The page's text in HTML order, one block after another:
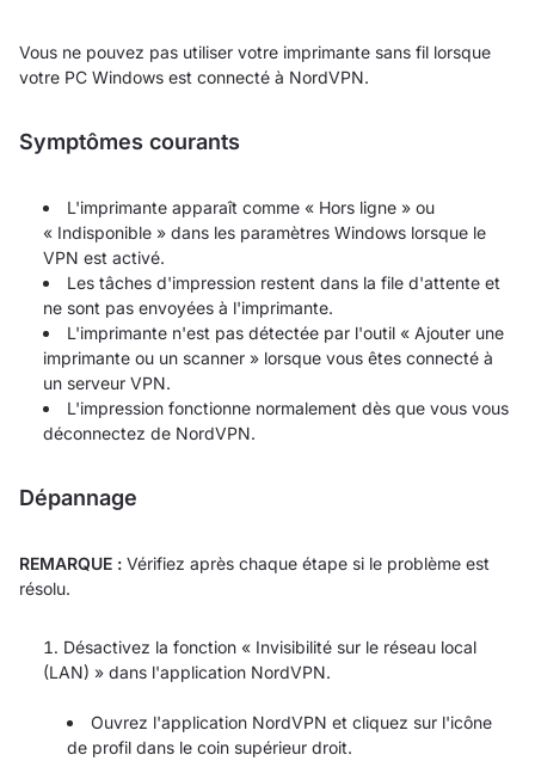
Vous ne pouvez pas utiliser votre imprimante sans fil lorsque
votre PC Windows est connecté à NordVPN.
Symptômes courants
L'imprimante apparaît comme « Hors ligne » ou
« Indisponible » dans les paramètres Windows lorsque le
VPN est activé.
Les tâches d'impression restent dans la file d'attente et
ne sont pas envoyées à l'imprimante.
L'imprimante n'est pas détectée par l'outil « Ajouter une
imprimante ou un scanner » lorsque vous êtes connecté à
un serveur VPN.
L'impression fonctionne normalement dès que vous vous
déconnectez de NordVPN.
Dépannage
REMARQUE : Vérifiez après chaque étape si le problème est
résolu.
Désactivez la fonction « Invisibilité sur le réseau local
(LAN) » dans l'application NordVPN.
Ouvrez l'application NordVPN et cliquez sur l'icône
de profil dans le coin supérieur droit.